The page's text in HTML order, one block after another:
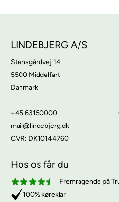
LINDEBJERG A/S
Stensgårdvej 14
5500 Middelfart
Danmark
+45 63150000
mail@lindebjerg.dk
CVR: DK10144760
Hos os får du
Fremragende på
100% køreklar